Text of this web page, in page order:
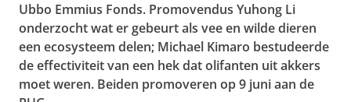
Ubbo Emmius Fonds. Promovendus Yuhong Li
onderzocht wat er gebeurt als vee en wilde dieren
een ecosysteem delen; Michael Kimaro bestudeerde
de effectiviteit van een hek dat olifanten uit akkers
moet weren. Beiden promoveren op 9 juni aan de